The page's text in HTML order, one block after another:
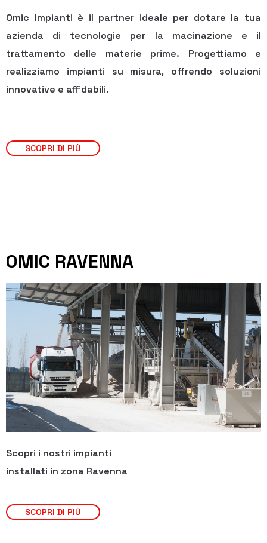
Omic Impianti è il partner ideale per dotare la tua
azienda di tecnologie per la macinazione e il
trattamento delle materie prime. Progettiamo e
realizziamo impianti su misura, offrendo soluzioni
innovative e affidabili.
SCOPRI DI PIÙ
OMIC RAVENNA
Scopri i nostri impianti
installati in zona Ravenna
SCOPRI DI PIÙ